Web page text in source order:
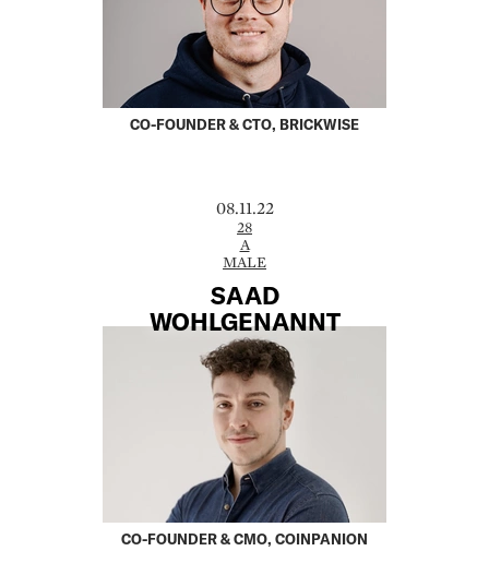
CO-FOUNDER & CTO, BRICKWISE
08.11.22
28
A
MALE
SAAD
WOHLGENANNT
CO-FOUNDER & CMO, COINPANION